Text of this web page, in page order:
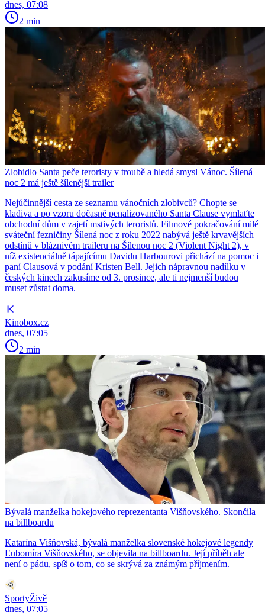
dnes, 07:08
2 min
Zlobidlo Santa peče teroristy v troubě a hledá smysl Vánoc. Šílená
noc 2 má ještě šílenější trailer
Nejúčinnější cesta ze seznamu vánočních zlobivců? Chopte se
kladiva a po vzoru dočasně penalizovaného Santa Clause vymlaťte
obchodní dům v zajetí mstivých teroristů. Filmové pokračování milé
sváteční řezničiny Šílená noc z roku 2022 nabývá ještě krvavějších
odstínů v bláznivém traileru na Šílenou noc 2 (Violent Night 2), v
níž existenciálně tápajícímu Davidu Harbourovi přichází na pomoc i
paní Clausová v podání Kristen Bell. Jejich nápravnou nadílku v
českých kinech zakusíme od 3. prosince, ale ti nejmenší budou
muset zůstat doma.
Kinobox.cz
dnes, 07:05
2 min
Bývalá manželka hokejového reprezentanta Višňovského. Skončila
na billboardu
Katarína Višňovská, bývalá manželka slovenské hokejové legendy
Ľubomíra Višňovského, se objevila na billboardu. Její příběh ale
není o pádu, spíš o tom, co se skrývá za známým příjmením.
SportyŽivě
dnes, 07:05